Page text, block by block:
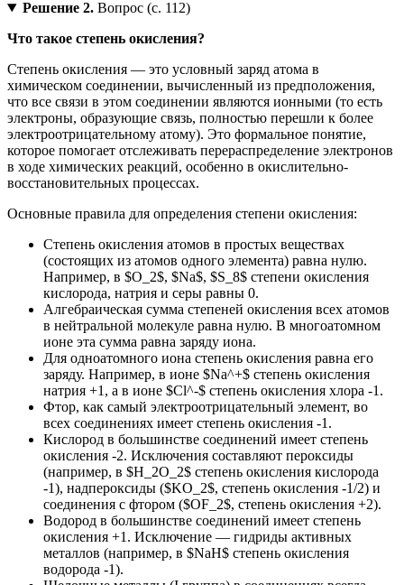
Решение 2.Вопрос (с. 112)
Что такое степень окисления?
Степень окисления — это условный заряд атома в
химическом соединении, вычисленный из предположения,
что все связи в этом соединении являются ионными (то есть
электроны, образующие связь, полностью перешли к более
электроотрицательному атому). Это формальное понятие,
которое помогает отслеживать перераспределение электронов
в ходе химических реакций, особенно в окислительно-
восстановительных процессах.
Основные правила для определения степени окисления:
Степень окисления атомов в простых веществах
(состоящих из атомов одного элемента) равна нулю.
Например, в $O_2$, $Na$, $S_8$ степени окисления
кислорода, натрия и серы равны 0.
Алгебраическая сумма степеней окисления всех атомов
в нейтральной молекуле равна нулю. В многоатомном
ионе эта сумма равна заряду иона.
Для одноатомного иона степень окисления равна его
заряду. Например, в ионе $Na^+$ степень окисления
натрия +1, а в ионе $Cl^-$ степень окисления хлора -1.
Фтор, как самый электроотрицательный элемент, во
всех соединениях имеет степень окисления -1.
Кислород в большинстве соединений имеет степень
окисления -2. Исключения составляют пероксиды
(например, в $H_2O_2$ степень окисления кислорода
-1), надпероксиды ($KO_2$, степень окисления -1/2) и
соединения с фтором ($OF_2$, степень окисления +2).
Водород в большинстве соединений имеет степень
окисления +1. Исключение — гидриды активных
металлов (например, в $NaH$ степень окисления
водорода -1).